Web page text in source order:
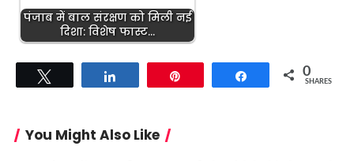
पंजाब में बाल संरक्षण को मिली नई
दिशा: विशेष फास्ट…
Share 0
SHARES
You Might Also Like